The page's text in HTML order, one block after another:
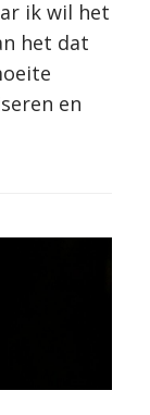
ik wil het
het dat
en